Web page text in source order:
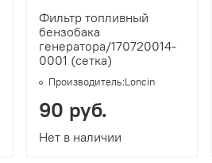
Фильтр топливный
бензобака
генератора/170720014-
0001 (сетка)
Производитель:Loncin
Нет в наличии
90 руб.